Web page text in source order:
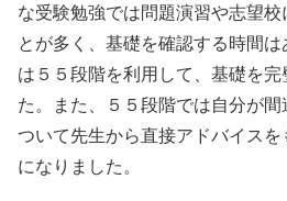
な受験勉強では問題演習や志望校
とが多く、基礎を確認する時間
は５５段階を利用して、基礎を
た。また、５５段階では自分が
ついて先生から直接アドバイス
になりました。